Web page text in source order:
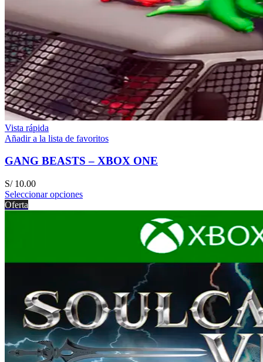
Vista rápida
Añadir a la lista de favoritos
GANG BEASTS – XBOX ONE
S/10.00
Seleccionar opciones
Oferta